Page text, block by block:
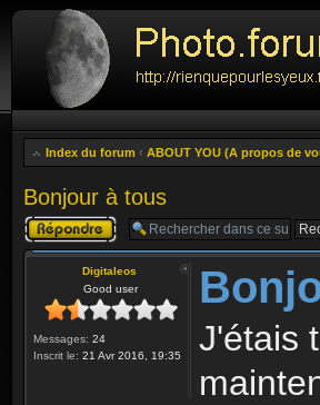
Index du forum ‹ ABOUT YOU (A propos de
Bonjour à tous
Publier une
réponse
Digitaleos
Good user
Messages: 24
Inscrit le: 21 Avr 2016, 19:35
J'étais